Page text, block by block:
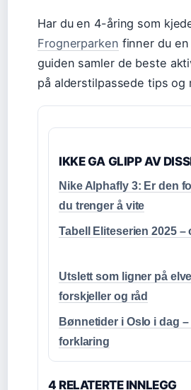
Har du en 4-åring som
Frognerparken finner du
guiden samler de beste
på alderstilpassede tips og
IKKE GA GLIPP AV
Nike Alphafly 3: Er den
du trenger å vite
Tabell Eliteserien 2025
Utslett som ligner på
forskjeller og råd
Bønnetider i Oslo i dag
forklaring
4 RELATERTE INNLEGG